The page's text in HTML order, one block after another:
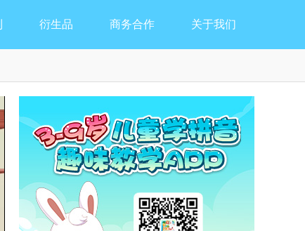
衍生品 商务合作 关于我们